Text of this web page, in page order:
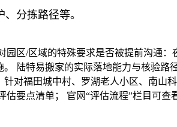
分拣路径等。
区/区域的特殊要求是否被提前沟通：
陆特易搬家的实际落地能力与核验路
对福田城中村、罗湖老人小区、南山
要点清单； 官网“评估流程”栏目可查